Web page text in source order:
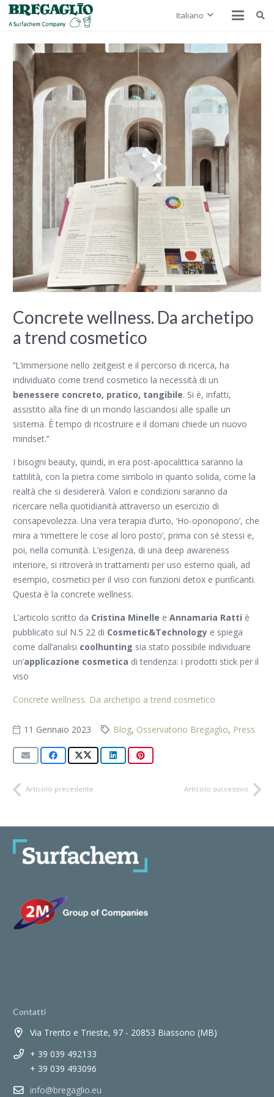
Italiano
Concrete wellness. Da archetipo
a trend cosmetico
‘’L’immersione nello zeitgeist e il percorso di ricerca, ha
individuato come trend cosmetico la necessità di un
benessere concreto, pratico, tangibile. Si è, infatti,
assistito alla fine di un mondo lasciandosi alle spalle un
sistema. È tempo di ricostruire e il domani chiede un nuovo
mindset.’’
I bisogni beauty, quindi, in era post-apocalittica saranno la
tattilità, con la pietra come simbolo in quanto solida, come la
realtà che si desidererà. Valori e condizioni saranno da
ricercare nella quotidianità attraverso un esercizio di
consapevolezza. Una vera terapia d’urto, ‘Ho-oponopono’, che
mira a ‘rimettere le cose al loro posto’, prima con sé stessi e,
poi, nella comunità. L’esigenza, di una deep awareness
interiore, si ritroverà in trattamenti per uso esterno quali, ad
esempio, cosmetici per il viso con funzioni detox e purificanti.
Questa è la concrete wellness.
L’articolo scritto da Cristina Minelle e Annamaria Ratti è
pubblicato sul N.5 22 di Cosmetic&Technology e spiega
come dall’analisi coolhunting sia stato possibile individuare
un’applicazione cosmetica di tendenza: i prodotti stick per il
viso
Concrete wellness. Da archetipo a trend cosmetico
11 Gennaio 2023 Blog, Osservatorio Bregaglio, Press
Articolo precedente Articolo successivo
Contatti
Via Trento e Trieste, 97 - 20853 Biassono (MB)
+ 39 039 492133
+ 39 039 493096
info@bregaglio.eu